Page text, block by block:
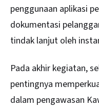
penggunaan aplikasi
dokumentasi
tindak lanjut oleh
Pada akhir kegiatan,
pentingnya
dalam pengawasan